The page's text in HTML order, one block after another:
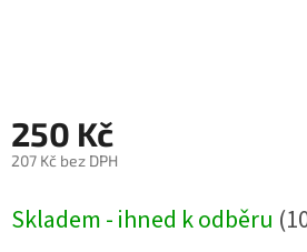
výsuvy
250 Kč
207 Kč bez DPH
cena:
Skladem - ihned k odběru